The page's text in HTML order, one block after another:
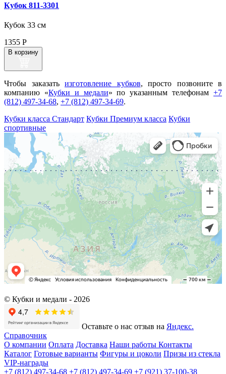
Кубок 811‑3301
Кубок 33 см
1355 Р
В корзину
Чтобы заказать изготовление кубков, просто позвоните в
компанию «Кубки и медали» по указанным телефонам+7
(812) 497-34-68, +7 (812) 497-34-69.
Кубки класса Стандарт Кубки Премиум класса Кубки
спортивные
© Кубки и медали - 2026
Оставьте о нас отзыв на Яндекс.
Справочник
О компании Оплата Доставка Наши работы Контакты
Каталог Готовые варианты Фигуры и цоколи Призы из стекла
VIP-награды
+7 (812) 497-34-68 +7 (812) 497-34-69 +7 (921) 37-100-38